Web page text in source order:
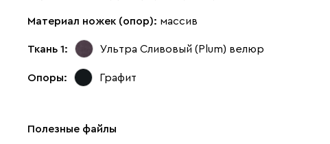
Материал ножек (опор): массив
Ткань 1: Ультра Сливовый (Plum) велюр
Опоры: Графит
Полезные файлы